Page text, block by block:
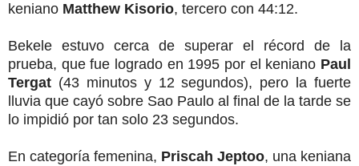
keniano Matthew Kisorio, tercero con 44:12.
Bekele estuvo cerca de superar el récord de la
prueba, que fue logrado en 1995 por el keniano Paul
Tergat (43 minutos y 12 segundos), pero la fuerte
lluvia que cayó sobre Sao Paulo al final de la tarde se
lo impidió por tan solo 23 segundos.
En categoría femenina, Priscah Jeptoo, una keniana